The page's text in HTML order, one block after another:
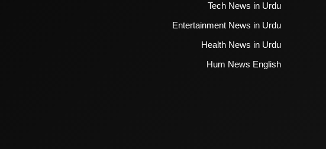
Tech News in Urdu
Entertainment News in Urdu
Health News in Urdu
Hum News English